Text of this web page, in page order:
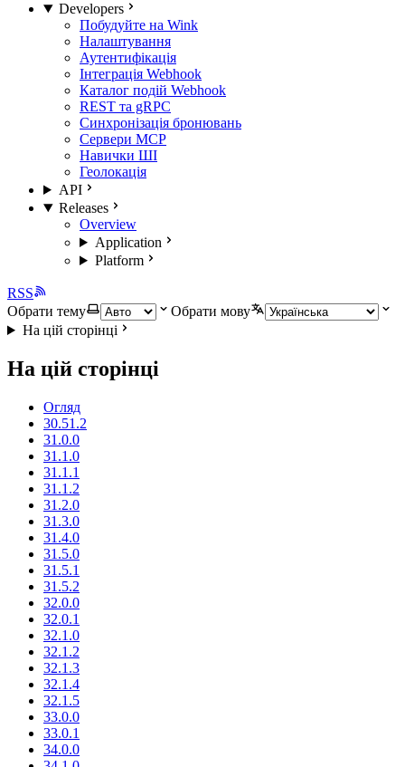
Developers
Побудуйте на Wink
Налаштування
Аутентифікація
Інтеграція Webhook
Каталог подій Webhook
REST та gRPC
Синхронізація бронювань
Сервери MCP
Навички ШІ
Геолокація
API
Releases
Overview
Application
Platform
RSS
Обрати тему
Обрати мову
На цій сторінці
На цій сторінці
Огляд
30.51.2
31.0.0
31.1.0
31.1.1
31.1.2
31.2.0
31.3.0
31.4.0
31.5.0
31.5.1
31.5.2
32.0.0
32.0.1
32.1.0
32.1.2
32.1.3
32.1.4
32.1.5
33.0.0
33.0.1
34.0.0